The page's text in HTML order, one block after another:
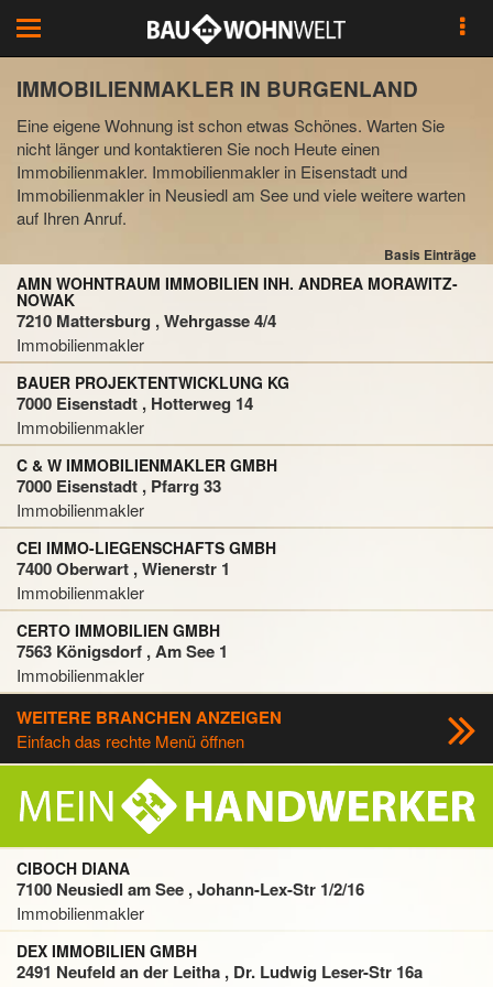
Toggle
navigation
IMMOBILIENMAKLER IN BURGENLAND
Eine eigene Wohnung ist schon etwas Schönes. Warten Sie
nicht länger und kontaktieren Sie noch Heute einen
Immobilienmakler. Immobilienmakler in Eisenstadt und
Immobilienmakler in Neusiedl am See und viele weitere warten
auf Ihren Anruf.
Basis Einträge
AMN WOHNTRAUM IMMOBILIEN INH. ANDREA MORAWITZ-
NOWAK
7210 Mattersburg , Wehrgasse 4/4
Immobilienmakler
BAUER PROJEKTENTWICKLUNG KG
7000 Eisenstadt , Hotterweg 14
Immobilienmakler
C & W IMMOBILIENMAKLER GMBH
7000 Eisenstadt , Pfarrg 33
Immobilienmakler
CEI IMMO-LIEGENSCHAFTS GMBH
7400 Oberwart , Wienerstr 1
Immobilienmakler
CERTO IMMOBILIEN GMBH
7563 Königsdorf , Am See 1
Immobilienmakler
WEITERE BRANCHEN ANZEIGEN
Einfach das rechte Menü öffnen
CIBOCH DIANA
7100 Neusiedl am See , Johann-Lex-Str 1/2/16
Immobilienmakler
DEX IMMOBILIEN GMBH
2491 Neufeld an der Leitha , Dr. Ludwig Leser-Str 16a